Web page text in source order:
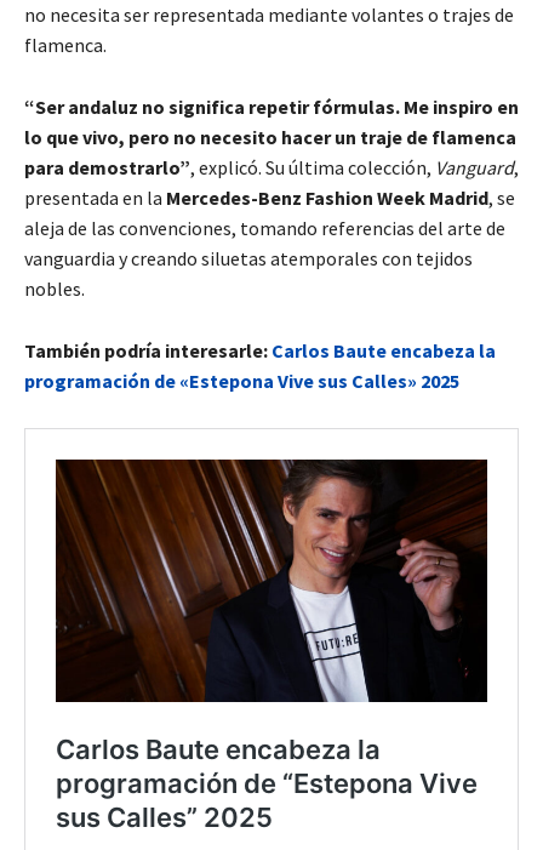
no necesita ser representada mediante volantes o trajes de
flamenca.
“Ser andaluz no significa repetir fórmulas. Me inspiro en
lo que vivo, pero no necesito hacer un traje de flamenca
para demostrarlo”, explicó. Su última colección, Vanguard,
presentada en la Mercedes-Benz Fashion Week Madrid, se
aleja de las convenciones, tomando referencias del arte de
vanguardia y creando siluetas atemporales con tejidos
nobles.
También podría interesarle: Carlos Baute encabeza la
programación de «Estepona Vive sus Calles» 2025